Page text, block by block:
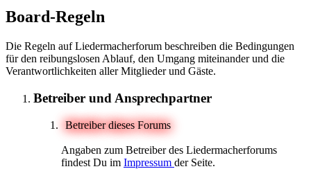
Board-Regeln
Die Regeln auf Liedermacherforum beschreiben die Bedingungen
für den reibungslosen Ablauf, den Umgang miteinander und die
Verantwortlichkeiten aller Mitglieder und Gäste.
Betreiber und Ansprechpartner
Betreiber dieses Forums
Angaben zum Betreiber des Liedermacherforums
findest Du im Impressum der Seite.